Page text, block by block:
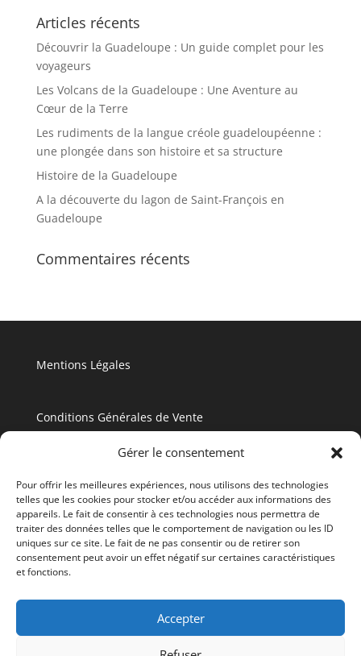
Gérer le consentement
Pour offrir les meilleures expériences, nous utilisons des technologies
telles que les cookies pour stocker et/ou accéder aux informations des
appareils. Le fait de consentir à ces technologies nous permettra de
traiter des données telles que le comportement de navigation ou les ID
uniques sur ce site. Le fait de ne pas consentir ou de retirer son
consentement peut avoir un effet négatif sur certaines caractéristiques
et fonctions.
Accepter
Articles récents
Découvrir la Guadeloupe : Un guide complet pour les
voyageurs
Les Volcans de la Guadeloupe : Une Aventure au
Cœur de la Terre
Les rudiments de la langue créole guadeloupéenne :
une plongée dans son histoire et sa structure
Histoire de la Guadeloupe
A la découverte du lagon de Saint-François en
Guadeloupe
Commentaires récents
Mentions Légales
Conditions Générales de Vente
T3 (2804)
La Résidence
La Guadeloupe
Réservation
Blog